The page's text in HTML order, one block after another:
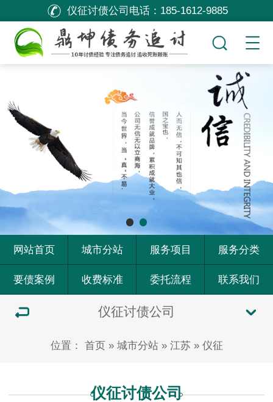
网站首页 城市分站 服务项目 服务分类
要债案例 收费标准 委托流程 联系我们
仪征讨债公司电话： 185-1612-9885
仪征讨债公司
位置： 首页» 城市分站» 江苏» 仪征
仪征讨债公司